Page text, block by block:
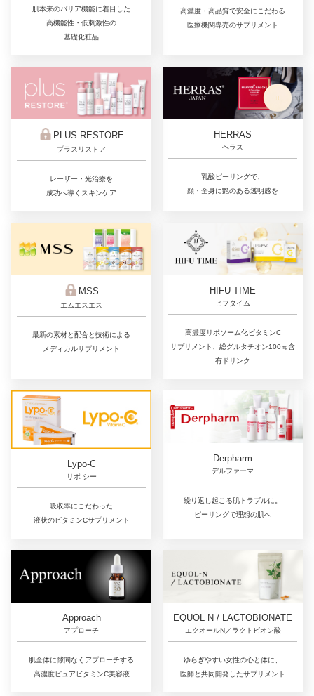
肌本来のバリア機能に着目した
高機能性・低刺激性の
基礎化粧品
高濃度・高品質で安全にこだわる
医療機関専売のサプリメント
PLUS RESTORE
プラスリストア
レーザー・光治療を
成功へ導くスキンケア
HERRAS
ヘラス
乳酸ピーリングで、
顔・全身に艶のある透明感を
MSS
エムエスエス
最新の素材と配合と技術による
メディカルサプリメント
HIFU TIME
ヒフタイム
高濃度リポソーム化ビタミンC
サプリメント、総グルタチオン100㎎含
有ドリンク
Lypo-C
リポ シー
吸収率にこだわった
液状のビタミンCサプリメント
Derpharm
デルファーマ
繰り返し起こる肌トラブルに。
ピーリングで理想の肌へ
Approach
アプローチ
肌全体に隙間なくアプローチする
高濃度ピュアビタミンC美容液
EQUOL N / LACTOBIONATE
エクオールN／ラクトビオン酸
ゆらぎやすい女性の心と体に、
医師と共同開発したサプリメント